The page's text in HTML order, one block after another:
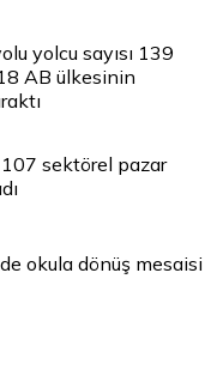
yolcu sayısı 139
AB ülkesinin
107 sektörel pazar
okula dönüş mesaisi